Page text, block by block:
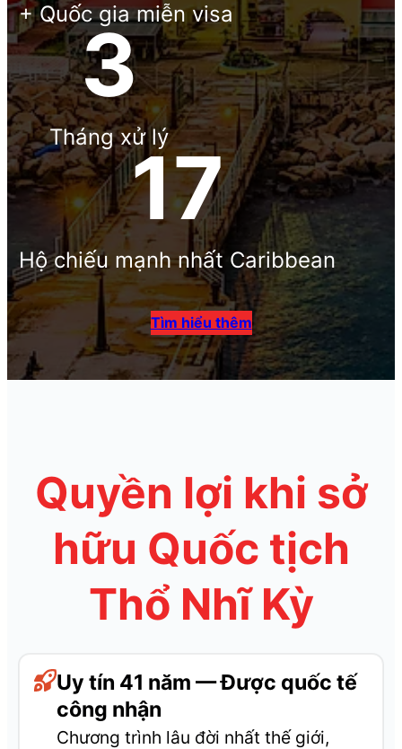
+ Quốc gia miễn visa
6
Tháng xử lý17
Hộ chiếu mạnh nhất Caribbean
Tìm hiểu thêm
Quyền lợi khi sở
hữu Quốc tịch
Thổ Nhĩ Kỳ
Uy tín 41 năm — Được quốc tế
công nhận
Chương trình lâu đời nhất thế giới,